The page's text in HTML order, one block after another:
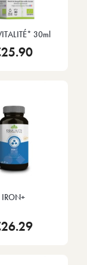
30ml
IRON+